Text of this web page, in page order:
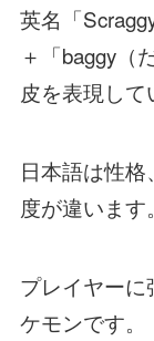
英名「
＋「baggy（
皮を表現して
日本語は性
度が違います。
プレイヤー
ケモンです。